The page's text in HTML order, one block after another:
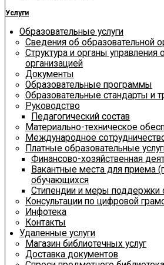
Услуги
Образовательные услуги
Сведения об образовательной
Структура и органы управления
организацией
Документы
Образовательные программы
Образовательные стандарты и
Руководство
Педагогический состав
Материально-техническое
Международное
Платные образовательные
Финансово-хозяйственная
Вакантные места для приема
обучающихся
Стипендии и меры поддержки
Консультации по цифровой
Инфотека
Контакты
Удаленные услуги
Магазин библиотечных услуг
Доставка документов